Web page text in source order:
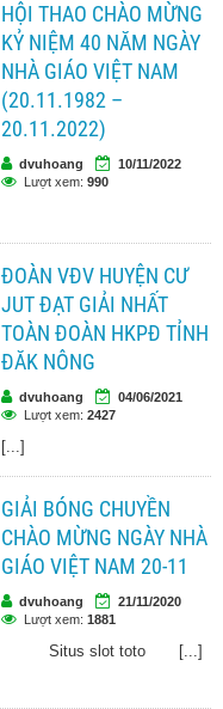
HỘI THAO CHÀO MỪNG
KỶ NIỆM 40 NĂM NGÀY
NHÀ GIÁO VIỆT NAM
(20.11.1982 –
20.11.2022)
dvuhoang
10/11/2022
Lượt xem: 990
ĐOÀN VĐV HUYỆN CƯ
JUT ĐẠT GIẢI NHẤT
TOÀN ĐOÀN HKPĐ TỈNH
ĐĂK NÔNG
dvuhoang
04/06/2021
Lượt xem: 2427
[...]
GIẢI BÓNG CHUYỀN
CHÀO MỪNG NGÀY NHÀ
GIÁO VIỆT NAM 20-11
dvuhoang
21/11/2020
Lượt xem: 1881
Situs slot toto [...]